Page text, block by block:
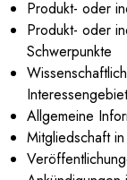
Produkt- oder
Produkt- oder
Schwerpunkte
Allgemeine
Mitgliedschaft